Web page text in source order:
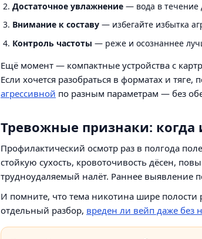
Достаточное увлажнение — вода в течение
Внимание к составу — избегайте избытка
Контроль частоты — реже и осознаннее
Ещё момент — компактные устройства с
Если хочется разобраться в форматах и
агрессивной по разным параметрам — без
Тревожные признаки: когда
Профилактический осмотр раз в полгода
стойкую сухость, кровоточивость дёсен,
трудноудаляемый налёт. Раннее выявление
И помните, что тема никотина шире полости
отдельный разбор, вреден ли вейп даже без